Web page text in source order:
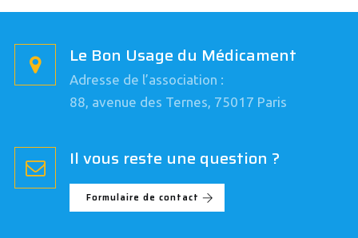
Le Bon Usage du Médicament
Adresse de l’association :
88, avenue des Ternes, 75017 Paris
Il vous reste une question ?
Formulaire de contact